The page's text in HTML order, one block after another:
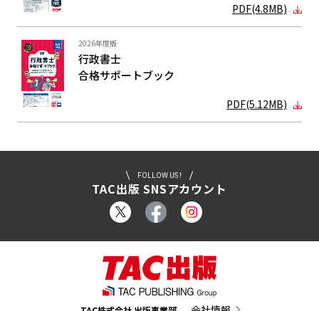
PDF(4.8MB)
2026年度版
行政書士
合格サポートブック
PDF(5.12MB)
FOLLOW US !
TAC出版 SNSアカウント